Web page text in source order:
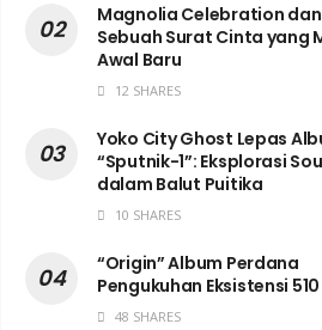
Magnolia Celebration dan
Sebuah Surat Cinta yang
Awal Baru
12 SHARES
Yoko City Ghost Lepas
“Sputnik-1”: Eksplorasi
dalam Balut Puitika
10 SHARES
“Origin” Album Perdana
Pengukuhan Eksistensi 510
48 SHARES